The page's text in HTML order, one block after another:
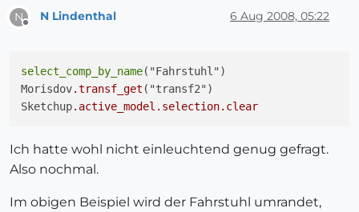
N N Lindenthal 6 Aug 2008, 05:22
select_comp_by_name("Fahrstuhl")
Morisdov.transf_get ("transf2")
Sketchup.active_model .selection.clear
Ich hatte wohl nicht einleuchtend genug gefragt.
Also nochmal.
Im obigen Beispiel wird der Fahrstuhl umrandet,